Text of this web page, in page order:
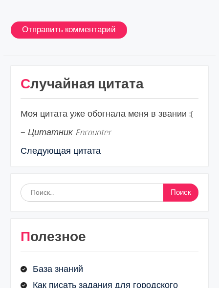
Случайная цитата
Моя цитата уже обогнала меня в звании :(
— Цитатник Encounter
Следующая цитата
Найти:
Полезное
База знаний
Как писать задания для городского